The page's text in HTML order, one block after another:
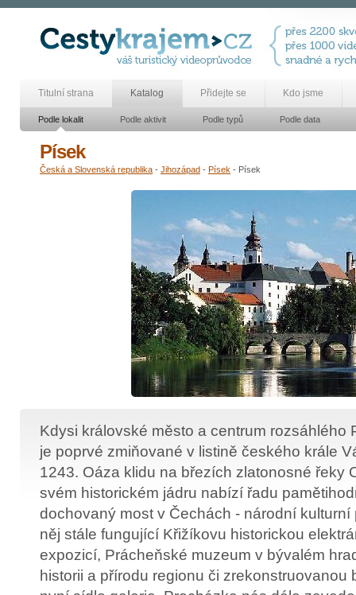
Titulní strana Katalog Přidejte se Kdo jsme
Podle lokalit Podle aktivit Podle typů Podle data
Písek
Česká a Slovenská republika - Jihozápad - Písek - Písek
Kdysi královské město a centrum rozsáhlého
je poprvé zmiňované v listině českého krále
1243. Oáza klidu na březích zlatonosné řeky
svém historickém jádru nabízí řadu
dochovaný most v Čechách - národní
něj stále fungující Křižíkovu historickou
expozicí, Prácheňské muzeum v bývalém
historii a přírodu regionu či zrekonstruovanou